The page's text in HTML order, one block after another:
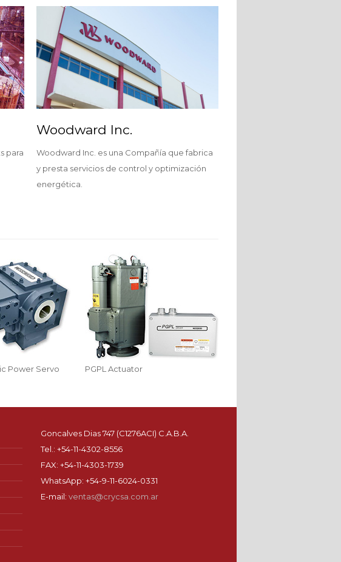
para
Woodward Inc.
Woodward Inc. es una Compañía que fabrica
y presta servicios de control y optimización
energética.
Power Servo PGPL Actuator
Goncalves Dias 747 (C1276ACI) C.A.B.A.
Tel.: +54-11-4302-8556
FAX: +54-11-4303-1739
WhatsApp: +54-9-11-6024-0331
E-mail: ventas@crycsa.com.ar